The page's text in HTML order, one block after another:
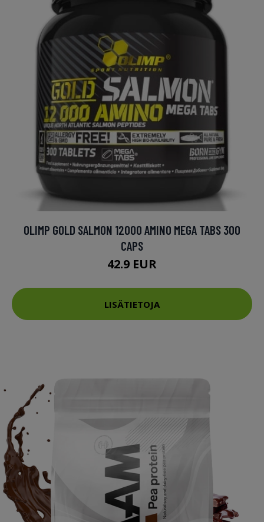
OLIMP GOLD SALMON 12000 AMINO MEGA TABS 300
CAPS
42.9 EUR
LISÄTIETOJA